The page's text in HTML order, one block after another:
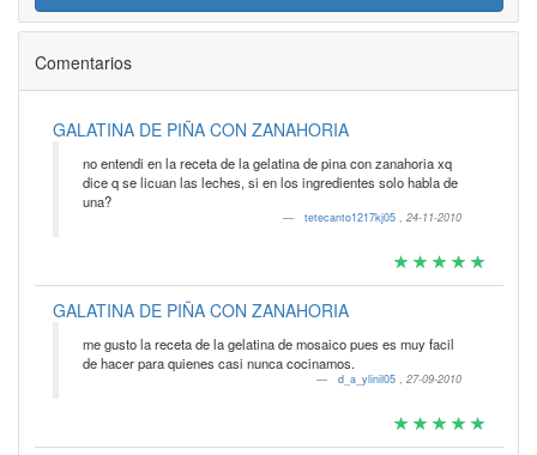
Comentarios
GALATINA DE PIÑA CON ZANAHORIA
no entendi en la receta de la gelatina de pina con zanahoria xq
dice q se licuan las leches, si en los ingredientes solo habla de
una?
tetecanto1217kj05 , 24-11-2010
GALATINA DE PIÑA CON ZANAHORIA
me gusto la receta de la gelatina de mosaico pues es muy facil
de hacer para quienes casi nunca cocinamos.
d_a_ylinil05 , 27-09-2010